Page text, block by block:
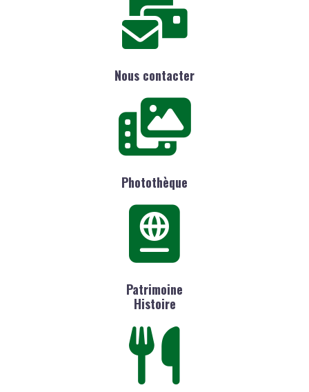
Nous contacter
Photothèque
Patrimoine
Histoire